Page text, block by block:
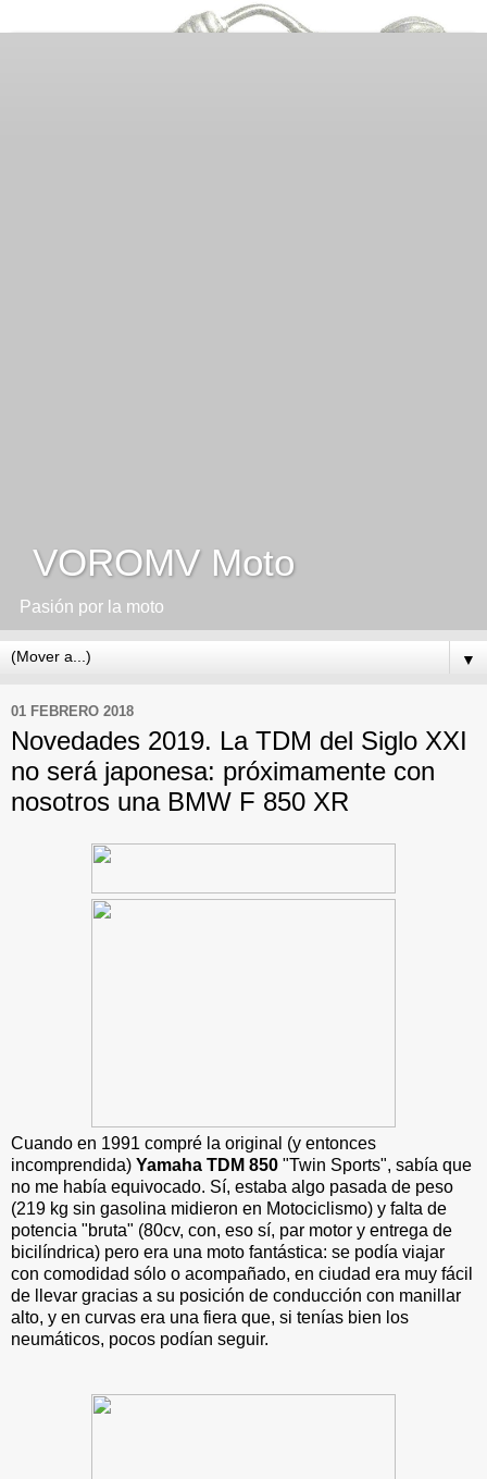
VOROMV Moto
Pasión por la moto
▼
01 FEBRERO 2018
Novedades 2019. La TDM del Siglo XXI
no será japonesa: próximamente con
nosotros una BMW F 850 XR
Cuando en 1991 compré la original (y entonces
incomprendida) Yamaha TDM 850 "Twin Sports", sabía que
no me había equivocado. Sí, estaba algo pasada de peso
(219 kg sin gasolina midieron en Motociclismo) y falta de
potencia "bruta" (80cv, con, eso sí, par motor y entrega de
bicilíndrica) pero era una moto fantástica: se podía viajar
con comodidad sólo o acompañado, en ciudad era muy fácil
de llevar gracias a su posición de conducción con manillar
alto, y en curvas era una fiera que, si tenías bien los
neumáticos, pocos podían seguir.